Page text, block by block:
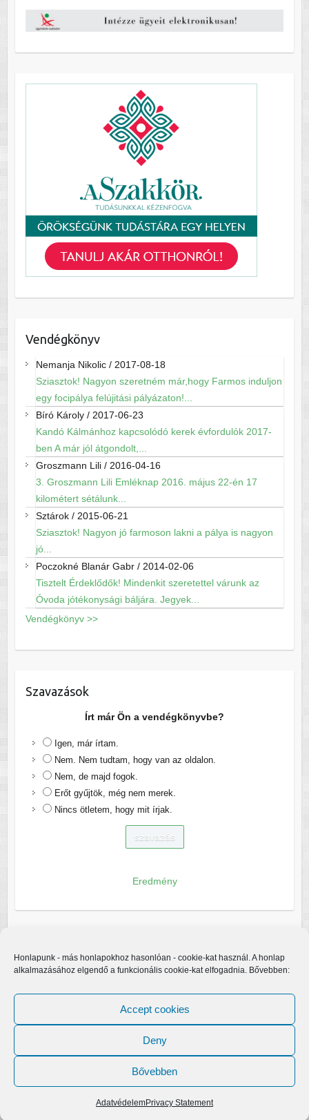
Honlapunk - más honlapokhoz hasonlóan - cookie-kat használ. A honlap
alkalmazásához elgendő a funkcionális cookie-kat elfogadnia. Bővebben:
Accept cookies
Deny
Bővebben
AdatvédelemPrivacy Statement
Vendégkönyv
Nemanja Nikolic/ 2017-08-18
Sziasztok! Nagyon szeretném már,hogy Farmos induljon
egy focipálya felújitási pályázaton!...
Bíró Károly/ 2017-06-23
Kandó Kálmánhoz kapcsolódó kerek évfordulók 2017-
ben A már jól átgondolt,...
Groszmann Lili/ 2016-04-16
3. Groszmann Lili Emléknap 2016. május 22-én 17
kilométert sétálunk...
Sztárok/ 2015-06-21
Sziasztok! Nagyon jó farmoson lakni a pálya is nagyon
jó...
Poczokné Blanár Gabr/ 2014-02-06
Tisztelt Érdeklődők! Mindenkit szeretettel várunk az
Óvoda jótékonysági báljára. Jegyek...
Vendégkönyv >>
Szavazások
Írt már Ön a vendégkönyvbe?
Igen, már írtam.
Nem. Nem tudtam, hogy van az oldalon.
Nem, de majd fogok.
Erőt gyűjtök, még nem merek.
Nincs ötletem, hogy mit írjak.
Eredmény
Egerfarmos.hu. A sablont készítette:
WordPress